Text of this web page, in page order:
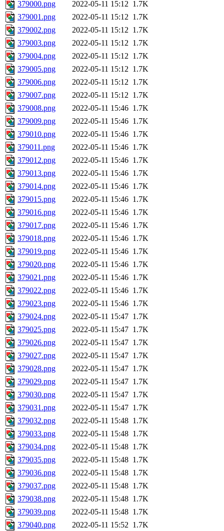
379000.png
2022-05-11 15:12 1.7K
379001.png
2022-05-11 15:12 1.7K
379002.png
2022-05-11 15:12 1.7K
379003.png
2022-05-11 15:12 1.7K
379004.png
2022-05-11 15:12 1.7K
379005.png
2022-05-11 15:12 1.7K
379006.png
2022-05-11 15:12 1.7K
379007.png
2022-05-11 15:12 1.7K
379008.png
2022-05-11 15:46 1.7K
379009.png
2022-05-11 15:46 1.7K
379010.png
2022-05-11 15:46 1.7K
379011.png
2022-05-11 15:46 1.7K
379012.png
2022-05-11 15:46 1.7K
379013.png
2022-05-11 15:46 1.7K
379014.png
2022-05-11 15:46 1.7K
379015.png
2022-05-11 15:46 1.7K
379016.png
2022-05-11 15:46 1.7K
379017.png
2022-05-11 15:46 1.7K
379018.png
2022-05-11 15:46 1.7K
379019.png
2022-05-11 15:46 1.7K
379020.png
2022-05-11 15:46 1.7K
379021.png
2022-05-11 15:46 1.7K
379022.png
2022-05-11 15:46 1.7K
379023.png
2022-05-11 15:46 1.7K
379024.png
2022-05-11 15:47 1.7K
379025.png
2022-05-11 15:47 1.7K
379026.png
2022-05-11 15:47 1.7K
379027.png
2022-05-11 15:47 1.7K
379028.png
2022-05-11 15:47 1.7K
379029.png
2022-05-11 15:47 1.7K
379030.png
2022-05-11 15:47 1.7K
379031.png
2022-05-11 15:47 1.7K
379032.png
2022-05-11 15:48 1.7K
379033.png
2022-05-11 15:48 1.7K
379034.png
2022-05-11 15:48 1.7K
379035.png
2022-05-11 15:48 1.7K
379036.png
2022-05-11 15:48 1.7K
379037.png
2022-05-11 15:48 1.7K
379038.png
2022-05-11 15:48 1.7K
379039.png
2022-05-11 15:48 1.7K
379040.png
2022-05-11 15:52 1.7K